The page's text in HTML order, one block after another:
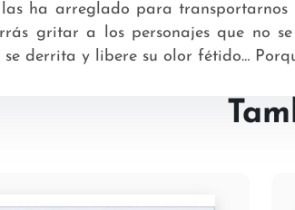
las ha arreglado para
gritar a los personajes que no
se derrita y libere su olor fétido…